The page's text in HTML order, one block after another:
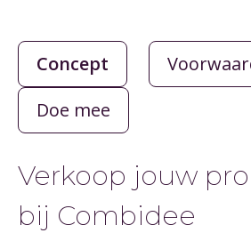
Concept
Doe mee
Verkoop jouw
bij Combidee